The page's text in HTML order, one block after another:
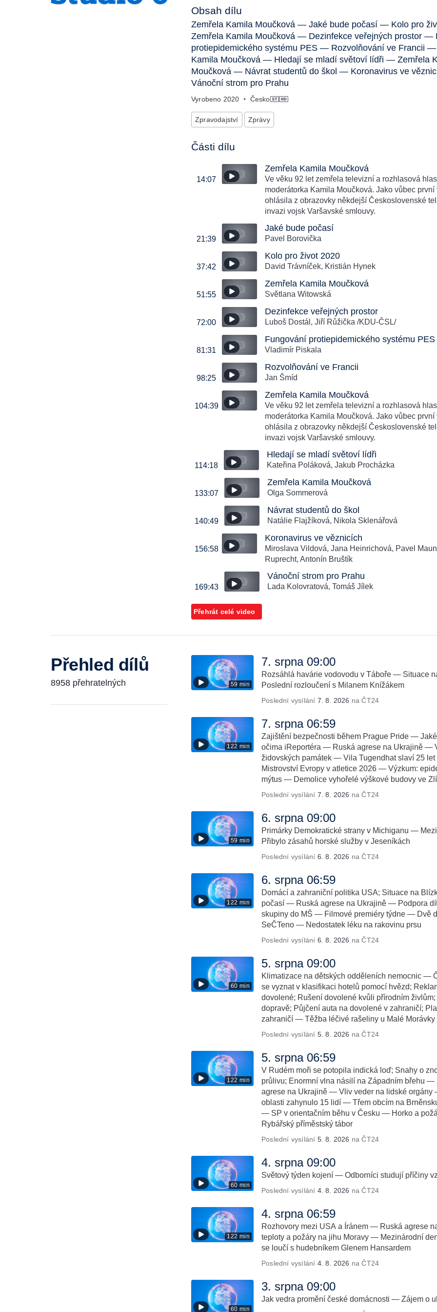
Obsah dílu
Zemřela Kamila Moučková — Jaké bude počasí — Kolo pro
Zemřela Kamila Moučková — Dezinfekce veřejných prostor —
protiepidemického systému PES — Rozvolňování ve Francii
Kamila Moučková — Hledají se mladí světoví lídři — Zemřela
Moučková — Návrat studentů do škol — Koronavirus ve
Vánoční strom pro Prahu
Vyrobeno 2020 • Česko
Zpravodajství Zprávy
Části dílu
14:07
Zemřela Kamila Moučková
Ve věku 92 let zemřela televizní a rozhlasová
moderátorka Kamila Moučková. Jako vůbec první
ohlásila z obrazovky někdejší Československé
invazi vojsk Varšavské smlouvy.
21:39
Jaké bude počasí
Pavel Borovička
37:42
Kolo pro život 2020
David Trávníček, Kristián Hynek
51:55
Zemřela Kamila Moučková
Světlana Witowská
72:00
Dezinfekce veřejných prostor
Luboš Dostál, Jiří Růžička /KDU-ČSL/
81:31
Fungování protiepidemického systému PES
Vladimír Piskala
98:25
Rozvolňování ve Francii
Jan Šmíd
104:39
Zemřela Kamila Moučková
Ve věku 92 let zemřela televizní a rozhlasová
moderátorka Kamila Moučková. Jako vůbec první
ohlásila z obrazovky někdejší Československé
invazi vojsk Varšavské smlouvy.
114:18
Hledají se mladí světoví lídři
Kateřina Poláková, Jakub Procházka
133:07
Zemřela Kamila Moučková
Olga Sommerová
140:49
Návrat studentů do škol
Natálie Flajžíková, Nikola Sklenářová
156:58
Koronavirus ve věznicích
Miroslava Vildová, Jana Heinrichová, Pavel
Ruprecht, Antonín Bruštík
169:43
Vánoční strom pro Prahu
Lada Kolovratová, Tomáš Jílek
Přehrát celé video
Přehled dílů
8958 přehratelných 59 min
7. srpna 09:00
Rozsáhlá havárie vodovodu v Táboře — Situace
Poslední rozloučení s Milanem Knížákem
Poslední vysílání 7. 8. 2026 na ČT24
122 min
7. srpna 06:59
Zajištění bezpečnosti během Prague Pride —
očima iReportéra — Ruská agrese na Ukrajině —
židovských památek — Vila Tugendhat slaví 25
Mistrovství Evropy v atletice 2026 — Výzkum:
mýtus — Demolice vyhořelé výškové budovy ve
Poslední vysílání 7. 8. 2026 na ČT24
59 min
6. srpna 09:00
Primárky Demokratické strany v Michiganu —
Přibylo zásahů horské služby v Jeseníkách
Poslední vysílání 6. 8. 2026 na ČT24
122 min
6. srpna 06:59
Domácí a zahraniční politika USA; Situace na
počasí — Ruská agrese na Ukrajině — Podpora
skupiny do MŠ — Filmové premiéry týdne — Dvě
SeČTeno — Nedostatek léku na rakovinu prsu
Poslední vysílání 6. 8. 2026 na ČT24
60 min
5. srpna 09:00
Klimatizace na dětských odděleních nemocnic —
se vyznat v klasifikaci hotelů pomocí hvězd;
dovolené; Rušení dovolené kvůli přírodním
dopravě; Půjčení auta na dovolené v zahraničí;
zahraničí — Těžba léčivé rašeliny u Malé Morávky
Poslední vysílání 5. 8. 2026 na ČT24
122 min
5. srpna 06:59
V Rudém moři se potopila indická loď; Snahy o
průlivu; Enormní vlna násilí na Západním břehu
agrese na Ukrajině — Vliv veder na lidské orgány
oblasti zahynulo 15 lidí — Třem obcím na
— SP v orientačním běhu v Česku — Horko a
Rybářský příměstský tábor
Poslední vysílání 5. 8. 2026 na ČT24
60 min
4. srpna 09:00
Světový týden kojení — Odborníci studují příčiny
Poslední vysílání 4. 8. 2026 na ČT24
122 min
4. srpna 06:59
Rozhovory mezi USA a Íránem — Ruská agrese
teploty a požáry na jihu Moravy — Mezinárodní
se loučí s hudebníkem Glenem Hansardem
Poslední vysílání 4. 8. 2026 na ČT24
60 min
3. srpna 09:00
Jak vedra promění české domácnosti — Zájem o